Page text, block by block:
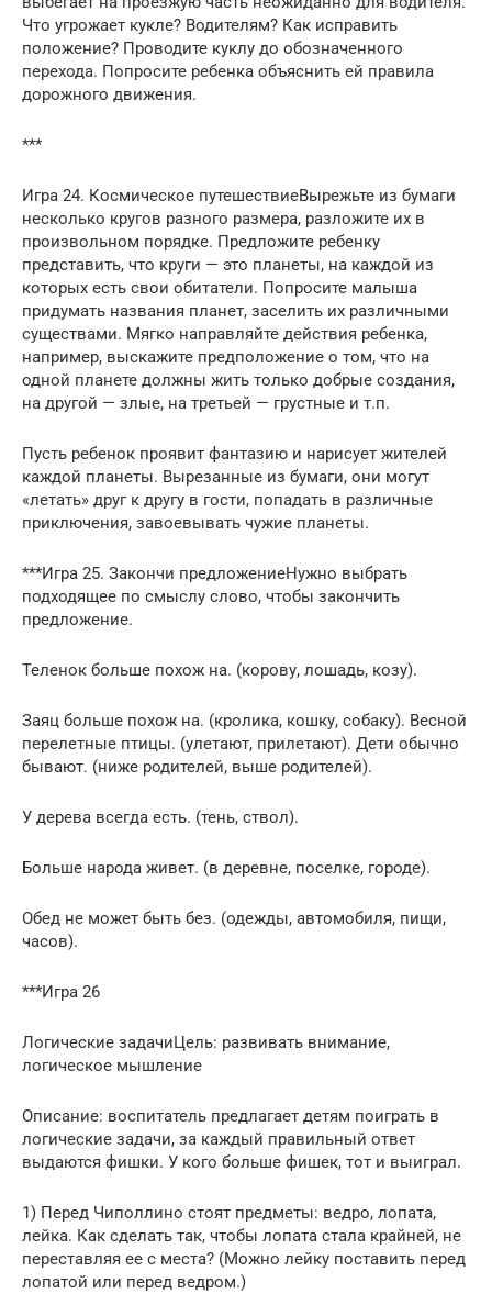
Что угрожает кукле? Водителям? Как исправить
положение? Проводите куклу до обозначенного
перехода. Попросите ребенка объяснить ей правила
дорожного движения.
***
Игра 24. Космическое путешествиеВырежьте из бумаги
несколько кругов разного размера, разложите их в
произвольном порядке. Предложите ребенку
представить, что круги — это планеты, на каждой из
которых есть свои обитатели. Попросите малыша
придумать названия планет, заселить их различными
существами. Мягко направляйте действия ребенка,
например, выскажите предположение о том, что на
одной планете должны жить только добрые создания,
на другой — злые, на третьей — грустные и т.п.
Пусть ребенок проявит фантазию и нарисует жителей
каждой планеты. Вырезанные из бумаги, они могут
«летать» друг к другу в гости, попадать в различные
приключения, завоевывать чужие планеты.
***Игра 25. Закончи предложениеНужно выбрать
подходящее по смыслу слово, чтобы закончить
предложение.
Теленок больше похож на. (корову, лошадь, козу).
Заяц больше похож на. (кролика, кошку, собаку). Весной
перелетные птицы. (улетают, прилетают). Дети обычно
бывают. (ниже родителей, выше родителей).
У дерева всегда есть. (тень, ствол).
Больше народа живет. (в деревне, поселке, городе).
Обед не может быть без. (одежды, автомобиля, пищи,
часов).
***Игра 26
Логические задачиЦель: развивать внимание,
логическое мышление
Описание: воспитатель предлагает детям поиграть в
логические задачи, за каждый правильный ответ
выдаются фишки. У кого больше фишек, тот и выиграл.
1) Перед Чиполлино стоят предметы: ведро, лопата,
лейка. Как сделать так, чтобы лопата стала крайней, не
переставляя ее с места? (Можно лейку поставить перед
лопатой или перед ведром.)